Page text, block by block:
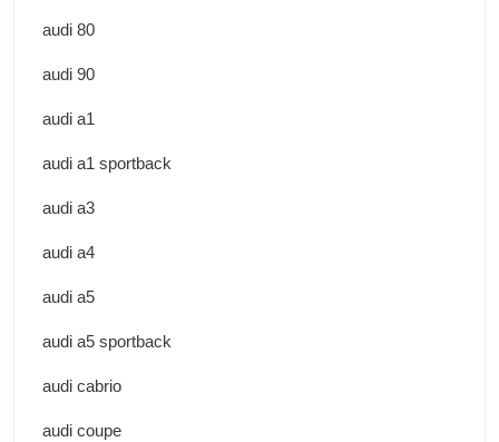
audi 80
audi 90
audi a1
audi a1 sportback
audi a3
audi a4
audi a5
audi a5 sportback
audi cabrio
audi coupe